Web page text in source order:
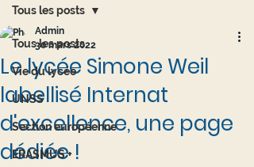
Tous les posts
Vie du lycée
UNSS
Section européenne
ERASMUS +
Tous les posts
Le lycée Simone Weil
labellisé Internat
d'excellence, une page
dédiée !
Admin
30 mars 2022